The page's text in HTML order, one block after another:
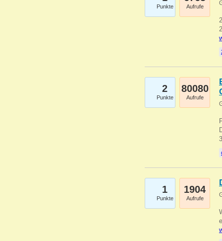
Punkte Aufrufe
2
Punkte
80080
Aufrufe
1
Punkte
1904
Aufrufe